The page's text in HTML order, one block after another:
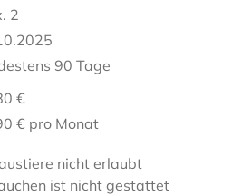
2
90 Tage
€
€ pro Monat
nicht erlaubt
ist nicht gestattet